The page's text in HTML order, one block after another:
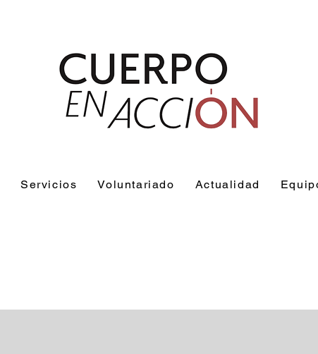
Servicios Voluntariado Actualidad